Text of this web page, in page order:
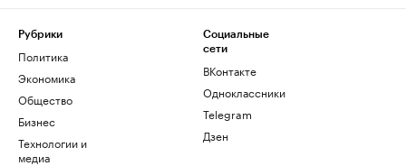
Рубрики
Политика
Экономика
Общество
Бизнес
Технологии и
медиа
Социальные
сети
ВКонтакте
Одноклассники
Telegram
Дзен